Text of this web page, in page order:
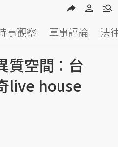
事觀察 軍事評論 法
質空間：台
live house